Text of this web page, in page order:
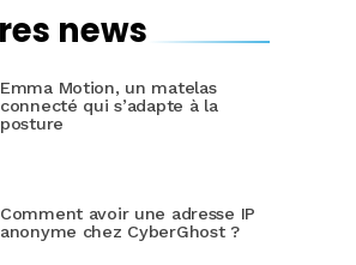
news
Emma Motion, un matelas
connecté qui s’adapte à la
posture
Comment avoir une adresse IP
anonyme chez CyberGhost ?